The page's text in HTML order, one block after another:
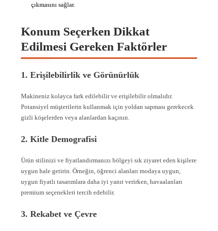
çıkmasını sağlar.
Konum Seçerken Dikkat
Edilmesi Gereken Faktörler
1. Erişilebilirlik ve Görünürlük
Makineniz kolayca fark edilebilir ve erişilebilir olmalıdır.
Potansiyel müşterilerin kullanmak için yoldan sapması gerekecek
gizli köşelerden veya alanlardan kaçının.
2. Kitle Demografisi
Ürün stilinizi ve fiyatlandırmanızı bölgeyi sık ziyaret eden kişilere
uygun hale getirin. Örneğin, öğrenci alanları modaya uygun,
uygun fiyatlı tasarımlara daha iyi yanıt verirken, havaalanları
premium seçenekleri tercih edebilir.
3. Rekabet ve Çevre